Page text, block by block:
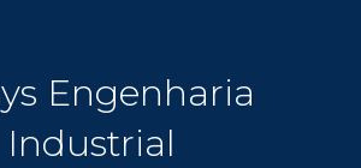
Engenharia
Industrial